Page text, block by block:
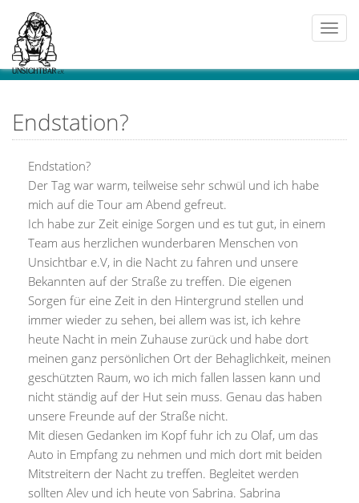
Endstation?
Endstation?
Der Tag war warm, teilweise sehr schwül und ich habe
mich auf die Tour am Abend gefreut.
Ich habe zur Zeit einige Sorgen und es tut gut, in einem
Team aus herzlichen wunderbaren Menschen von
Unsichtbar e.V, in die Nacht zu fahren und unsere
Bekannten auf der Straße zu treffen. Die eigenen
Sorgen für eine Zeit in den Hintergrund stellen und
immer wieder zu sehen, bei allem was ist, ich kehre
heute Nacht in mein Zuhause zurück und habe dort
meinen ganz persönlichen Ort der Behaglichkeit, meinen
geschützten Raum, wo ich mich fallen lassen kann und
nicht ständig auf der Hut sein muss. Genau das haben
unsere Freunde auf der Straße nicht.
Mit diesen Gedanken im Kopf fuhr ich zu Olaf, um das
Auto in Empfang zu nehmen und mich dort mit beiden
Mitstreitern der Nacht zu treffen. Begleitet werden
sollten Alev und ich heute von Sabrina. Sabrina